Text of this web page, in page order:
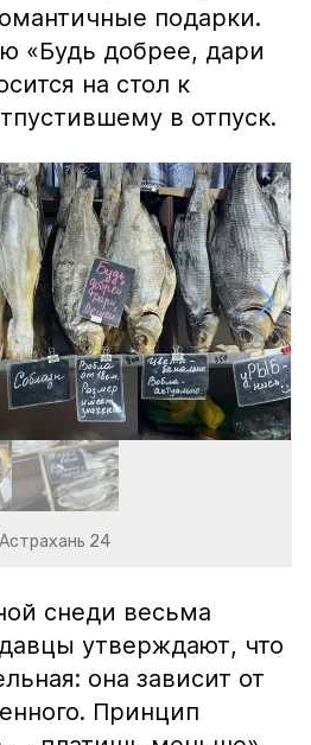
подарки.
«Будь добрее, дари
на стол к
в отпуск.
24
снеди весьма
утверждают, что
она зависит от
Принцип